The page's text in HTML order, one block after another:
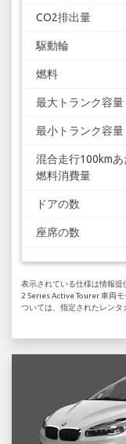
CO2排出量
駆動輪
燃料
最大トランク容量
最小トランク容量
混合走行100kmあ
燃料消費量
ドアの数
座席の数
表示されている仕様は情報
2 Series Active Tourer 車両
ついては、指定されたレンタ